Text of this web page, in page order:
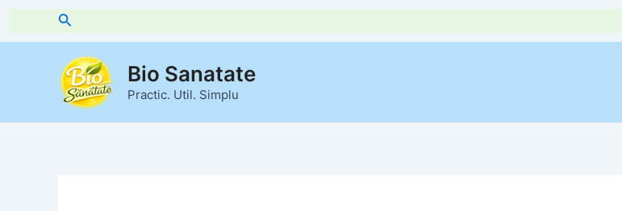
Skip
to
Search
Bio Sanatate
Practic. Util. Simplu